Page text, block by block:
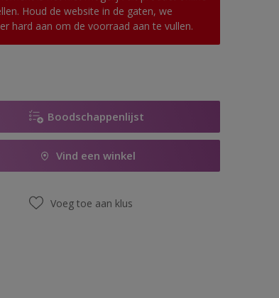
Houd de website in de gaten, we
hard aan om de voorraad aan te vullen.
Boodschappenlijst
Vind een winkel
Voeg toe aan klus